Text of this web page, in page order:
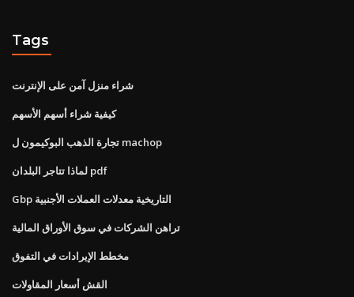
Tags
شراء منزل آمن على الإنترنت
كيفية شراء أسهم الأسهم
تجارة الذهب البوكيمون ل machop
لماذا تتاجر البلدان pdf
Gbp التاريخية معدلات العملات الأجنبية
تراهن الشركات في سوق الأوراق المالية
مخطط الإيرادات في التفوق
القش أسعار المقاولات